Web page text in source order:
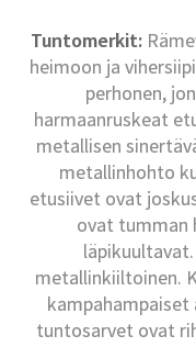
Tuntomerkit:
heimoon ja
perhonen,
harmaanruskeat
metallisen
metallinhohto
etusiivet ovat
ovat tumman
metallinkiiltoinen.
kampahampaiset
tuntosarvet ovat